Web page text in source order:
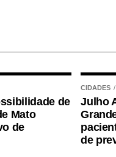
de
Mato
de
CIDADES
Julho
de